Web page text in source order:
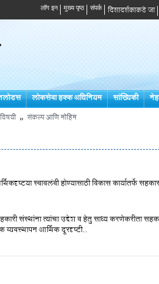
दिशादर्शकाकडे जा
लोकसेवा हक्क अधिनियम सांख्यिकी
संकल्प आणि मोहिम
स्वावलंबी होण्यासाठी विकास कार्यातर्फे
संस्थांना त्यांचा उद्देश व हेतु साध्य करणेकरीता
व्यवस्थापन आर्थिक दूरदृष्टी..